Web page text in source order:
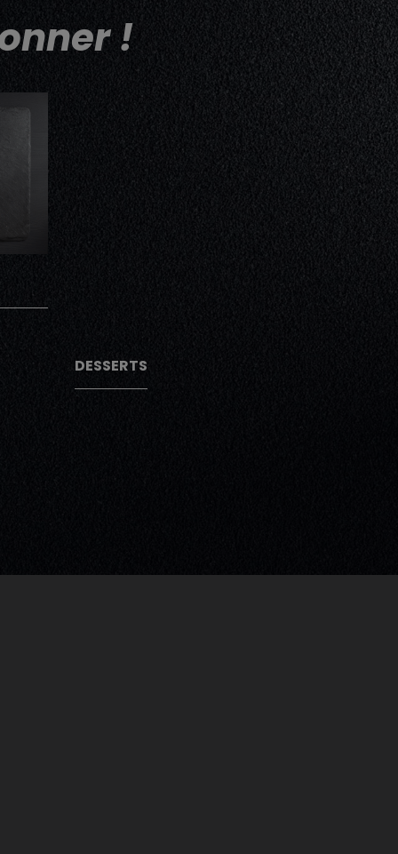
! AJOUTER
DESSERTS
AJOUTER